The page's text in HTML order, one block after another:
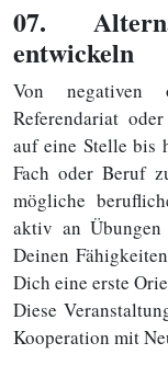
07.
entwickeln
Von negativen
Referendariat
auf eine Stelle bis
Fach oder Beruf
mögliche
aktiv an
Deinen
Dich eine erste
Diese
Kooperation mit